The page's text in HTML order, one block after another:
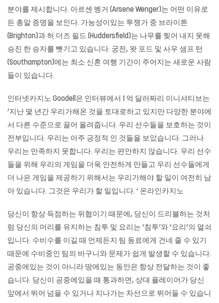
분야를 제시합니다. 아르센 벵거 (Arsene Wenger)는 어떤 이유로
든 총알 증명을 보인다. 가능성이있는 투쟁가 중 브라이튼
(Brighton)과 허 더즈 필드 (Huddersfield)는 나무를 찢어 내지 못해
승진 한 승자를 뺏기고 있습니다. 궁전, 왓 포드 및 사우 샘프 턴
(Southampton)에는 최소 신혼 여행 기간이 주어지는 새로운 사람
들이 있습니다.
인터넷카지노 Goodell은 인터뷰에서 1 억 달러짜리 이니셔티브는
‘지난 몇 년간 우리가해온 것을 토대로하고 있지만 다양한 분야에
서 다른 수준으로 끌어 올려줍니다. 우리 선수들을 보호하는 것이
전부입니다. 우리는 아주 긍정적 인 것들을 보았습니다. 그러나
우리는 만족하지 못합니다. 우리는 편안하지 않습니다. 우리 선수
들을 위해 우리의 게임을 더욱 안전하게 만들고 우리 선수들에게
더 나은 게임을 제공하기 위해서는 우리가해야 할 일이 여전히 남
아 있습니다. 그것은 우리가 할 일입니다. ‘ 온라인카지노
당신이 항상 득점하는 위협이기 때문에, 당신이 드리블하는 것처
럼 당신의 머리를 유지하는 침투 및 요리는 ‘침투’와 ‘요리’의 열쇠
입니다. 수비수를 이길 때 언제든지 팀 동료에게 건네 줄 수 있기
때문에 수비중인 팀의 바구니와 문제가 쉽게 발생할 수 있습니다.
공중에있는 것이 아니라 땅에있는 동안은 항상 전달하는 것이 좋
습니다. 당신이 공중에있을 때 통과하면, 상대 플레이어가 당신
앞에서 뛰어 넘을 수 있거나 지나가는 차선으로 뛰어들 수 있습니